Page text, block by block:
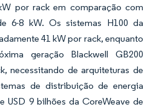
por rack em comparação com
6-8 kW. Os sistemas H100 da
41 kW por rack, enquanto
geração Blackwell GB200
necessitando de arquiteturas de
de distribuição de energia
USD 9 bilhões da CoreWeave de